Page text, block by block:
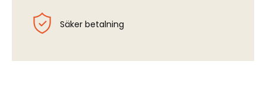
Säker betalning